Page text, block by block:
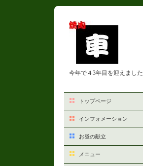
今年で４3年目を迎えました
トップページ
インフォメーション
お昼の献立
メニュー